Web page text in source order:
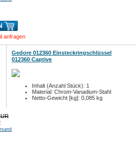
anfragen
Gedore 012360 Einsteckringschlüssel
012360 Captive
Inhalt (Anzahl Stück): 1
Material: Chrom-Vanadium-Stahl
Netto-Gewicht [kg]: 0,085 kg